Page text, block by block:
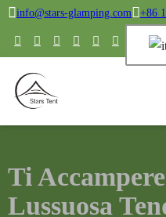
info@stars-glamping.com +86
Ti
Lussuosa